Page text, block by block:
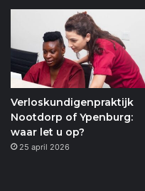
Verloskundigenpraktijk
Nootdorp of Ypenburg:
waar let u op?
25 april 2026